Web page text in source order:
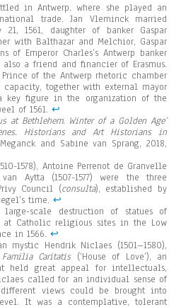
in Antwerp, where she played an
trade. Jan Vleminck married
1561, daughter of banker Gaspar
with Balthazar and Melchior, Gaspar
of Emperor Charles’s Antwerp banker
also a friend and financier of Erasmus.
of the Antwerp rhetoric chamber
together with external mayor
key figure in the organization of the
of 1561. ↩︎
at Bethlehem. Winter of a Golden Age’
Historians and Art Historians in
and Sabine van Sprang, 2018,
1578), Antoine Perrenot de Granvelle
Aytta (1507-1577) were the three
Council (consulta), established by
time. ↩︎
scale destruction of statues of
at Catholic religious sites in the Low
in 1566. ↩︎
mystic Hendrik Niclaes (1501–1580),
Familia Caritatis(‘House of Love’), an
held great appeal for intellectuals,
called for an individual sense of
views could be brought into
It was a contemplative, tolerant